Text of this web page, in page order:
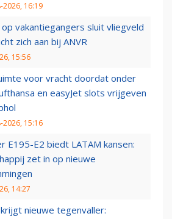
2026, 16:19
vakantiegangers sluit vliegveld
zich aan bij ANVR
15:56
voor vracht doordat onder
en easyJet slots vrijgeven
2026, 15:16
E195-E2 biedt LATAM kansen:
zet in op nieuwe
14:27
nieuwe tegenvaller: